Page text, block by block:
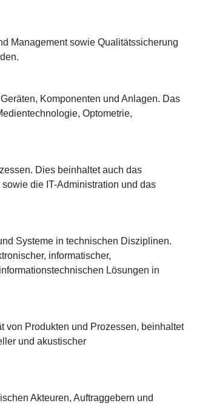
Management sowie Qualitätssicherung
Komponenten und Anlagen. Das
Optometrie,
Dies beinhaltet auch das
die IT-Administration und das
Systeme in technischen Disziplinen.
informatischer,
Lösungen in
von Produkten und Prozessen, beinhaltet
und akustischer
Akteuren, Auftraggebern und